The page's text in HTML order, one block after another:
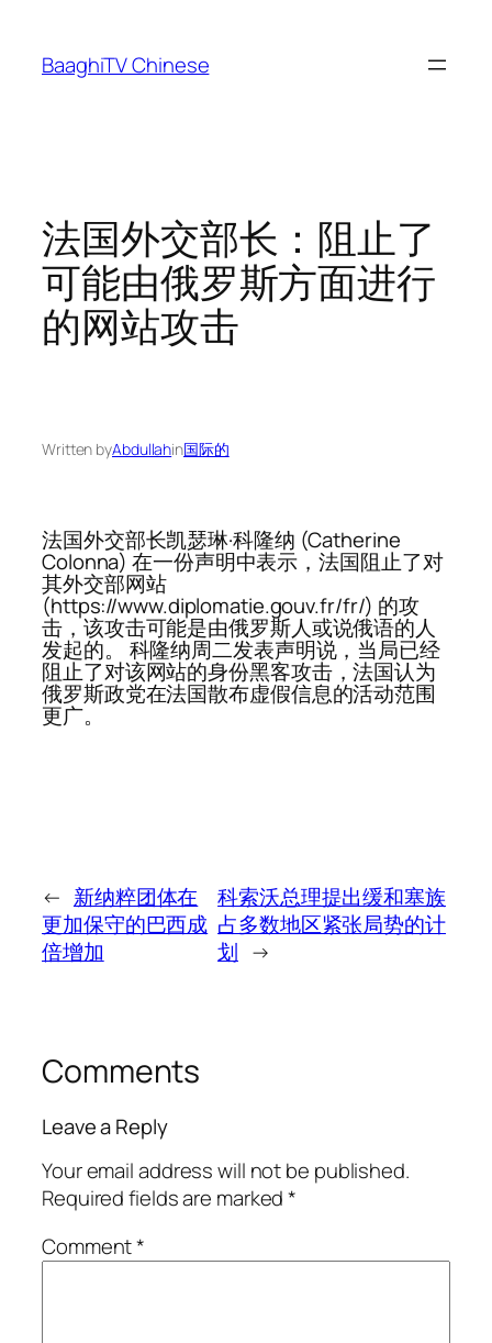
content
BaaghiTV Chinese
法国外交部长：阻止了
可能由俄罗斯方面进行
的网站攻击
Written byAbdullahin国际的
法国外交部长凯瑟琳·科隆纳 (Catherine
Colonna) 在一份声明中表示，法国阻止了对
其外交部网站
(https://www.diplomatie.gouv.fr/fr/) 的攻
击，该攻击可能是由俄罗斯人或说俄语的人
发起的。 科隆纳周二发表声明说，当局已经
阻止了对该网站的身份黑客攻击，法国认为
俄罗斯政党在法国散布虚假信息的活动范围
更广。
← 新纳粹团体在
更加保守的巴西成
倍增加
科索沃总理提出缓和塞族
占多数地区紧张局势的计
划 →
Comments
Leave a Reply
Your email address will not be published.
Required fields are marked*
Comment*